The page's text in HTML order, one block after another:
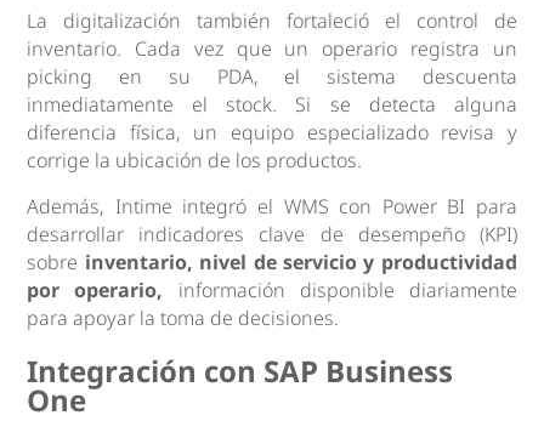
La digitalización también fortaleció el control de
inventario. Cada vez que un operario registra un
picking en su PDA, el sistema descuenta
inmediatamente el stock. Si se detecta alguna
diferencia física, un equipo especializado revisa y
corrige la ubicación de los productos.
Además, Intime integró el WMS con Power BI para
desarrollar indicadores clave de desempeño (KPI)
sobre inventario, nivel de servicio y productividad
por operario, información disponible diariamente
para apoyar la toma de decisiones.
Integración con SAP Business
One